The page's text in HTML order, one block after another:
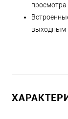
просмотра
выходным